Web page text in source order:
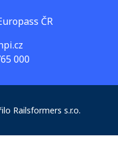
ČR
000
Railsformers s.r.o.